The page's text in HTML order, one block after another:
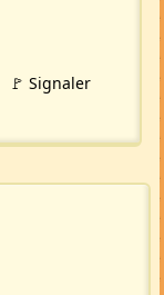
🚩 Signaler